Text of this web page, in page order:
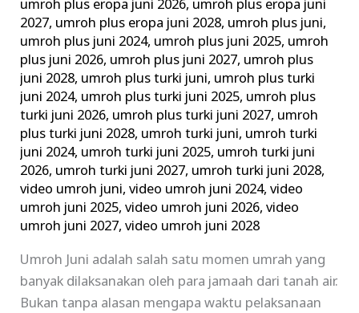
umroh plus eropa juni 2026, umroh plus eropa juni
2027, umroh plus eropa juni 2028, umroh plus juni,
umroh plus juni 2024, umroh plus juni 2025, umroh
plus juni 2026, umroh plus juni 2027, umroh plus
juni 2028, umroh plus turki juni, umroh plus turki
juni 2024, umroh plus turki juni 2025, umroh plus
turki juni 2026, umroh plus turki juni 2027, umroh
plus turki juni 2028, umroh turki juni, umroh turki
juni 2024, umroh turki juni 2025, umroh turki juni
2026, umroh turki juni 2027, umroh turki juni 2028,
video umroh juni,video umroh juni 2024,video
umroh juni 2025,video umroh juni 2026,video
umroh juni 2027,video umroh juni 2028
Umroh Juni adalah salah satu momen umrah yang
banyak dilaksanakan oleh para jamaah dari tanah air.
Bukan tanpa alasan mengapa waktu pelaksanaan